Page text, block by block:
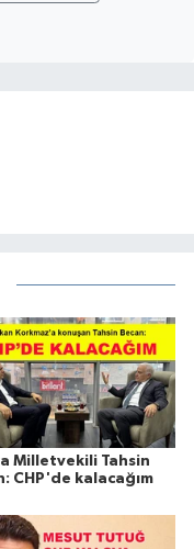
Milletvekili Tahsin
CHP'de kalacağım